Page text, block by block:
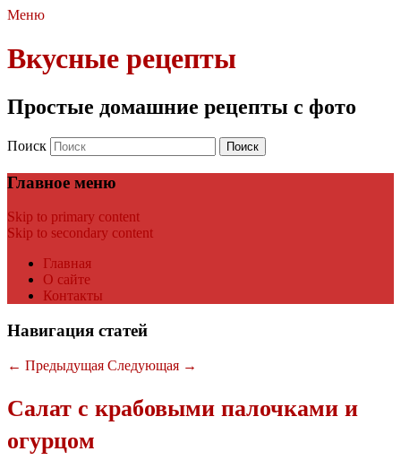
Меню
Вкусные рецепты
Простые домашние рецепты с фото
Поиск
Главное меню
Skip to primary content
Skip to secondary content
Главная
О сайте
Контакты
Навигация статей
← Предыдущая Следующая →
Салат с крабовыми палочками и
огурцом